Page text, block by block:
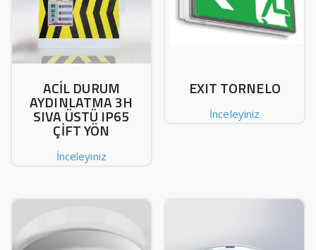
ACİL DURUM
AYDINLATMA 3H
SIVA ÜSTÜ IP65
ÇİFT YÖN
İnceleyiniz
EXIT TORNELO
İnceleyiniz